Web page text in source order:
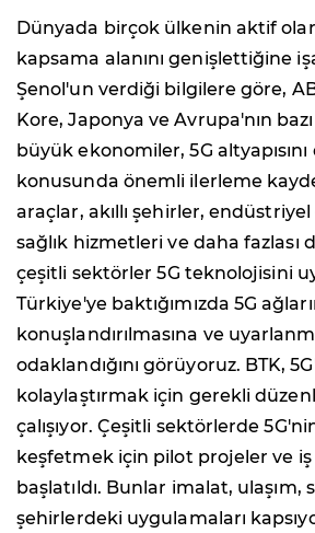
Dünyada birçok ülkenin aktif
kapsama alanını genişlettiğine
Şenol'un verdiği bilgilere göre,
Kore, Japonya ve Avrupa'nın
büyük ekonomiler, 5G
konusunda önemli ilerleme
araçlar, akıllı şehirler,
sağlık hizmetleri ve daha fazlası
çeşitli sektörler 5G teknolojisini
Türkiye'ye baktığımızda 5G
konuşlandırılmasına ve
odaklandığını görüyoruz. BTK,
kolaylaştırmak için gerekli
çalışıyor. Çeşitli sektörlerde
keşfetmek için pilot projeler ve
başlatıldı. Bunlar imalat, ulaşım,
şehirlerdeki uygulamaları